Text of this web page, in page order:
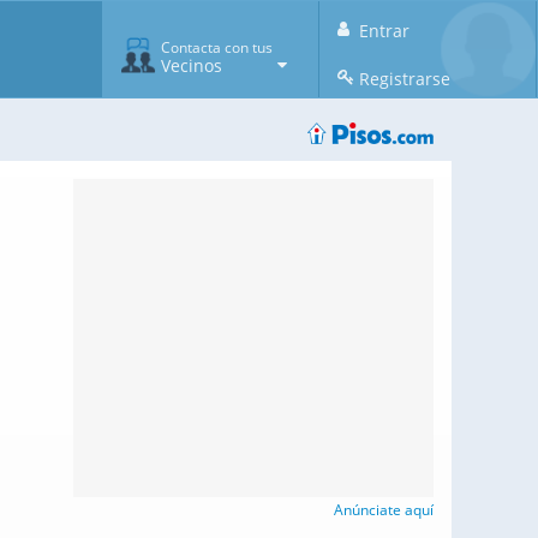
Entrar
Registrarse
Contacta con tus
Vecinos
Anúnciate aquí